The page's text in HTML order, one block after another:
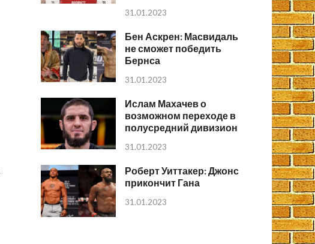
31.01.2023
Бен Аскрен: Масвидаль
не сможет победить
Бернса
31.01.2023
Ислам Махачев о
возможном переходе в
полусредний дивизион
31.01.2023
Роберт Уиттакер: Джонс
прикончит Гана
31.01.2023